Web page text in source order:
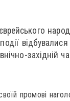
західній
промові